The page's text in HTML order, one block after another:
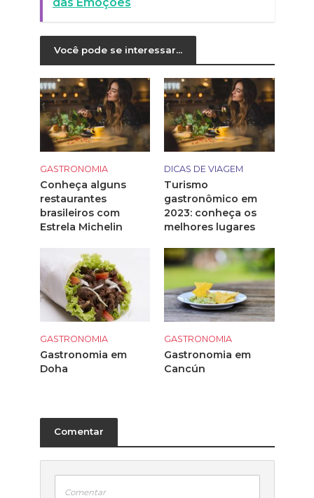
Você pode se interessar...
GASTRONOMIA
Conheça alguns
restaurantes
brasileiros com
Estrela Michelin
DICAS DE VIAGEM
Turismo
gastronômico em
2023: conheça os
melhores lugares
GASTRONOMIA
Gastronomia em
Doha
GASTRONOMIA
Gastronomia em
Cancún
Comentar
Comentar